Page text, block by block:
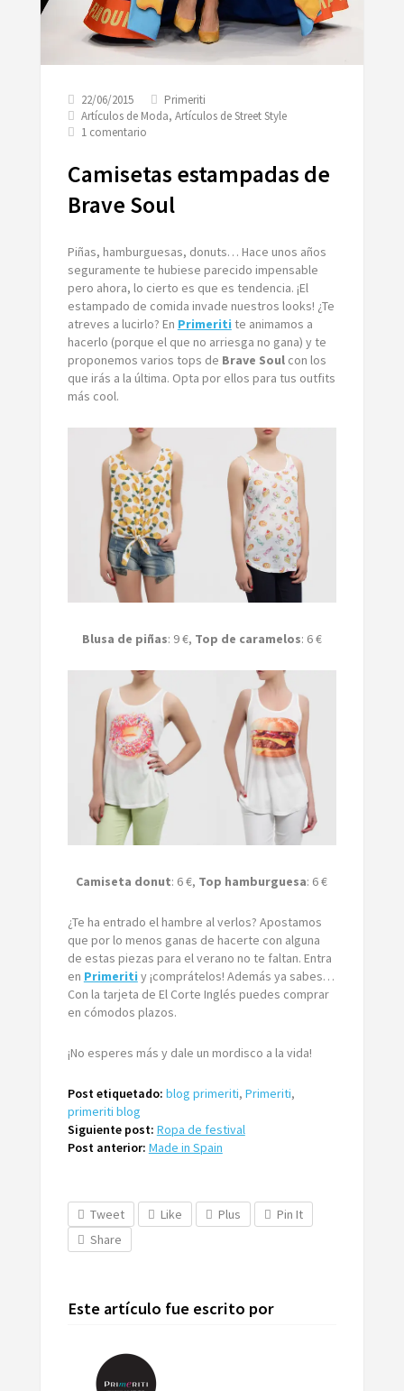
22/06/2015
Primeriti
Artículos de Moda, Artículos de Street Style
1 comentarioen
estampadas
de
Brave
Soul
Camisetas estampadas de
Brave Soul
Piñas, hamburguesas, donuts… Hace unos años
seguramente te hubiese parecido impensable
pero ahora, lo cierto es que es tendencia. ¡El
estampado de comida invade nuestros looks! ¿Te
atreves a lucirlo? En Primeriti te animamos a
hacerlo (porque el que no arriesga no gana) y te
proponemos varios tops de Brave Soulcon los
que irás a la última. Opta por ellos para tus outfits
más cool.
Blusa de piñas: 9 €, Top de caramelos: 6 €
Camiseta donut: 6 €, Top hamburguesa: 6 €
¿Te ha entrado el hambre al verlos? Apostamos
que por lo menos ganas de hacerte con alguna
de estas piezas para el verano no te faltan. Entra
en Primeriti y ¡comprátelos! Además ya sabes…
Con la tarjeta de El Corte Inglés puedes comprar
en cómodos plazos.
¡No esperes más y dale un mordisco a la vida!
Post etiquetado: blog primeriti, Primeriti,
primeriti blog
Siguiente post: Ropa de festival
Post anterior: Made in Spain
Tweet Like Plus
Pin It
Share
Este artículo fue escrito por